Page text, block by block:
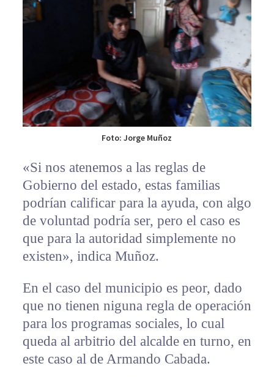
Foto: Jorge Muñoz
«Si nos atenemos a las reglas de
Gobierno del estado, estas familias
podrían calificar para la ayuda, con algo
de voluntad podría ser, pero el caso es
que para la autoridad simplemente no
existen», indica Muñoz.
En el caso del municipio es peor, dado
que no tienen niguna regla de operación
para los programas sociales, lo cual
queda al arbitrio del alcalde en turno, en
este caso al de Armando Cabada.